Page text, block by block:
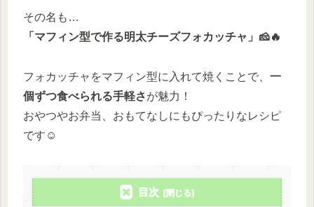
その名も…
「マフィン型で作る明太チーズフォカッチャ」🧀🔥
フォカッチャをマフィン型に入れて焼くことで、 一
個ずつ食べられる手軽さが魅力！
おやつやお弁当、おもてなしにもぴったりなレシピ
です☺️
目次